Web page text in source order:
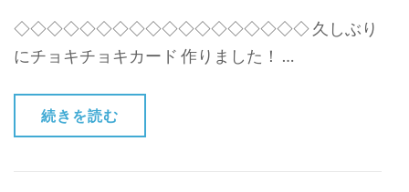
◇◇◇◇◇◇◇◇◇◇◇◇◇◇◇◇◇◇ 久しぶり
にチョキチョキカード 作りました！ …
続きを読む